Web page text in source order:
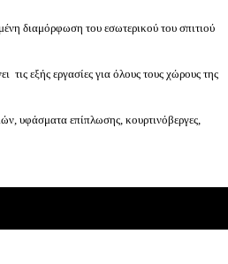
διαμόρφωση του εσωτερικού του σπιτιού
τις εξής εργασίες για όλους τους χώρους της
υφάσματα επίπλωσης, κουρτινόβεργες,